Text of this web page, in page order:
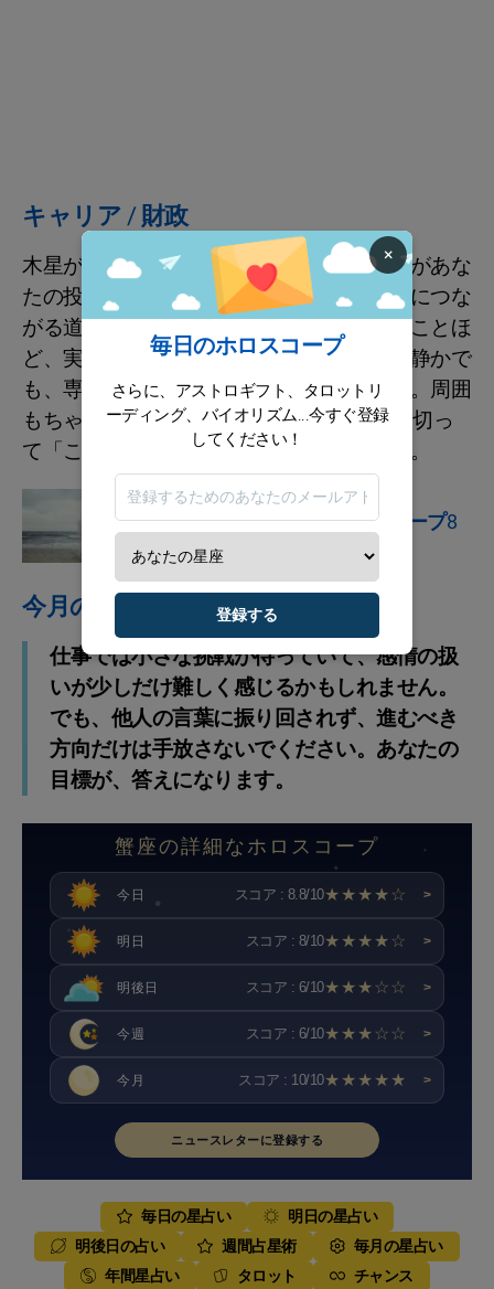
キャリア / 財政
木星があなたの自信を底上げし、プルートがあな
たの投機的な発想や戦略的な一手から収入につな
がる道を整えてくれます。遠回りに見えることほ
ど、実はちゃんと伏線回収中。たとえ今は静かで
も、専門性を磨く時間は無駄になりません。周囲
もちゃんと見ているので、16日以降は思い切っ
て「こうしたい」を口にしていきましょう。
星占い
NEW: あなたのホロスコープ8
月
今月のアドバイス
仕事では小さな挑戦が待っていて、感情の扱
いが少しだけ難しく感じるかもしれません。
でも、他人の言葉に振り回されず、進むべき
方向だけは手放さないでください。あなたの
目標が、答えになります。
蟹座の詳細なホロスコープ
今日 スコア : 8.8/10★★★★☆ >
明日 スコア : 8/10★★★★☆ >
明後日 スコア : 6/10★★★☆☆ >
今週 スコア : 6/10★★★☆☆ >
今月 スコア : 10/10★★★★★ >
ニュースレターに登録する
毎日の星占い
明日の星占い
明後日の占い
週間占星術
毎月の星占い
年間星占い
タロット
チャンス
×
毎日のホロスコープ
さらに、アストロギフト、タロットリ
ーディング、バイオリズム...今すぐ登録
してください！
登録する